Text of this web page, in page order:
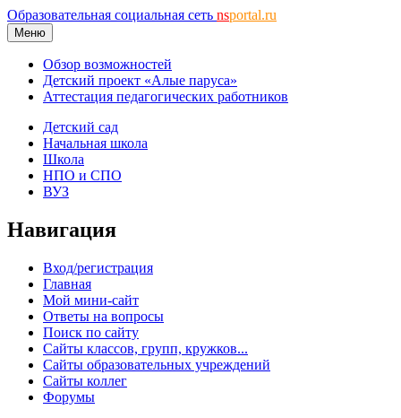
Образовательная социальная сеть nsportal.ru
Меню
Обзор возможностей
Детский проект «Алые паруса»
Аттестация педагогических работников
Детский сад
Начальная школа
Школа
НПО и СПО
ВУЗ
Навигация
Вход/регистрация
Главная
Мой мини-сайт
Ответы на вопросы
Поиск по сайту
Сайты классов, групп, кружков...
Сайты образовательных учреждений
Сайты коллег
Форумы